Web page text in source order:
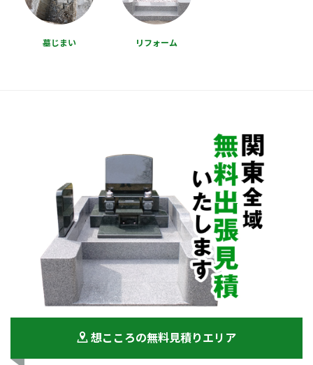
墓じまい リフォーム
想こころの無料見積りエリア